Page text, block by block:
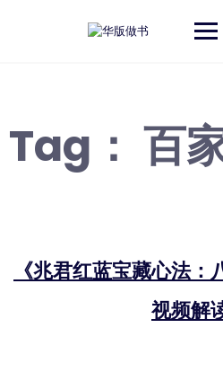
Tag： 百
《兆君红蓝宝藏心法：
视频解